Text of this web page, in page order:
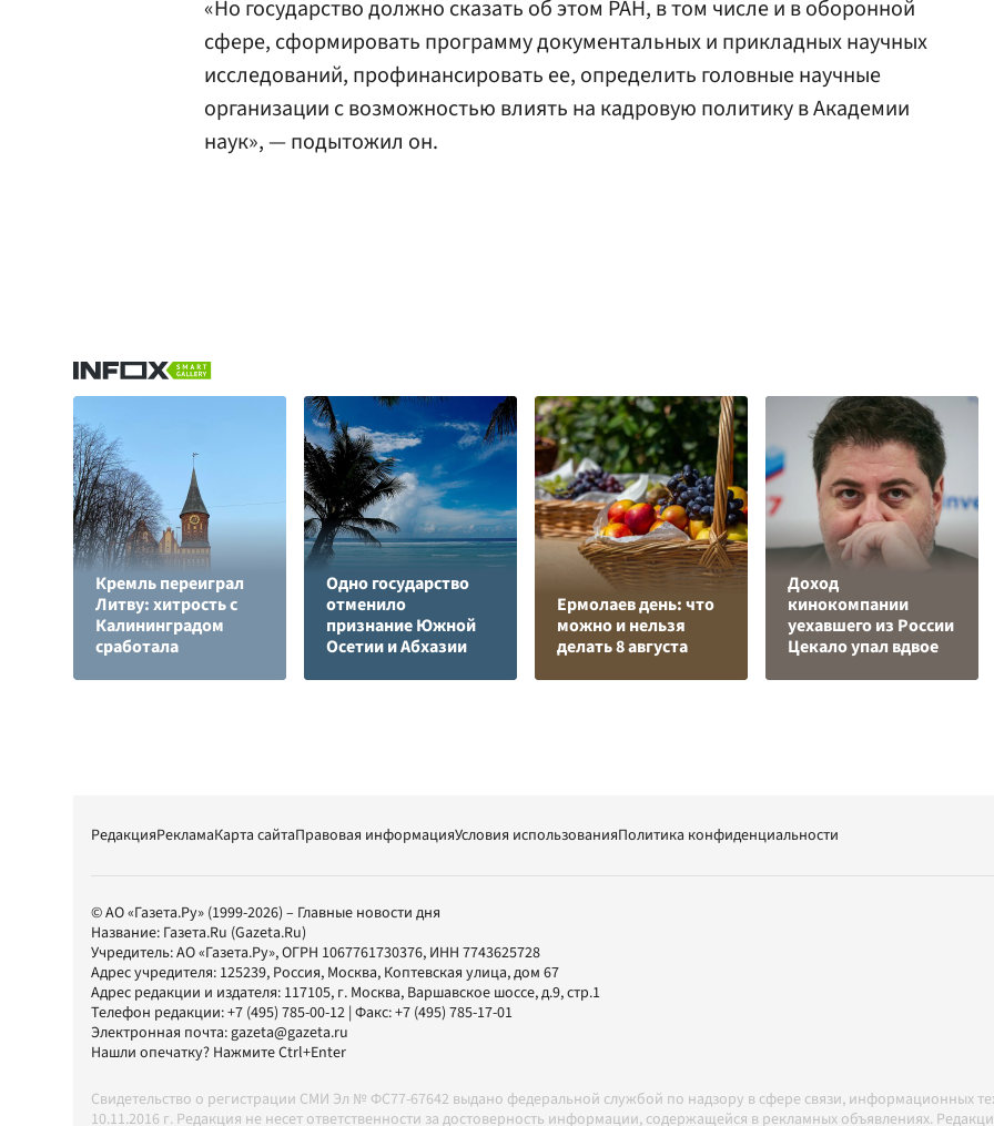
«Но государство должно сказать об этом РАН, в том числе и в оборонной
сфере, сформировать программу документальных и прикладных научных
исследований, профинансировать ее, определить головные научные
организации с возможностью влиять на кадровую политику в Академии
наук», — подытожил он.
Кремль переиграл
Литву: хитрость с
Калининградом
сработала
Одно государство
отменило
признание Южной
Осетии и Абхазии
Ермолаев день: что
можно и нельзя
делать 8 августа
Доход
кинокомпании
уехавшего из России
Цекало упал вдвое
РедакцияРекламаКарта сайтаПравовая информацияУсловия использованияПолитика конфиденциальности
© АО «Газета.Ру» (1999-2026) – Главные новости дня
Название: Газета.Ru (Gazeta.Ru)
Учредитель:АО «Газета.Ру», ОГРН 1067761730376, ИНН 7743625728
Адрес учредителя: 125239, Россия, Москва, Коптевская улица, дом 67
Адрес редакции и издателя: 117105, г. Москва, Варшавское шоссе, д.9, стр.1
Телефон редакции:+7 (495) 785-00-12 | Факс:+7 (495) 785-17-01
Электронная почта:gazeta@gazeta.ru
Нашли опечатку? Нажмите Ctrl+Enter
Свидетельство о регистрации СМИ Эл № ФС77-67642 выдано федеральной службой по надзору в сфере связи, информационных
10.11.2016 г. Редакция не несет ответственности за достоверность информации, содержащейся в рекламных объявлениях.